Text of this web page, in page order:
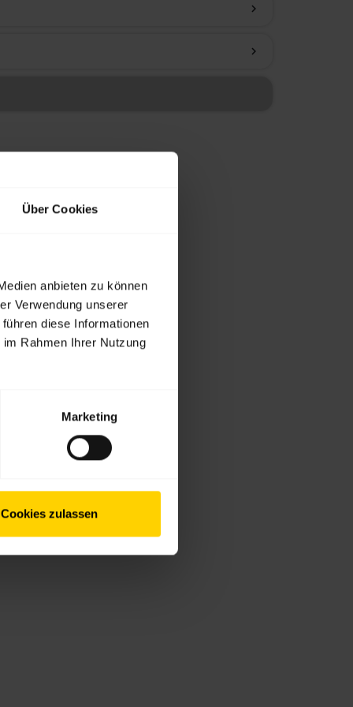
Über Cookies
anbieten zu können
Verwendung unserer
diese Informationen
Rahmen Ihrer Nutzung
Marketing
Cookies zulassen
chevron_right
chevron_right